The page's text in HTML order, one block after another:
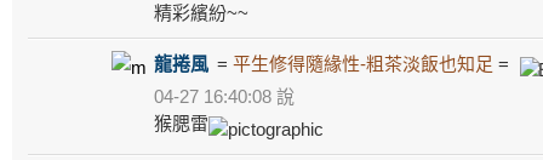
精彩繽紛~~
龍捲風 =平生修得隨緣性-粗茶淡飯也知足 =
04-27 16:40:08 說
猴腮雷